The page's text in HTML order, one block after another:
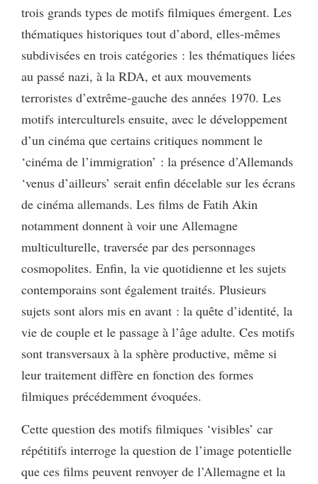
trois grands types de motifs filmiques émergent. Les
thématiques historiques tout d’abord, elles-mêmes
subdivisées en trois catégories : les thématiques liées
au passé nazi, à la RDA, et aux mouvements
terroristes d’extrême-gauche des années 1970. Les
motifs interculturels ensuite, avec le développement
d’un cinéma que certains critiques nomment le
‘cinéma de l’immigration’ : la présence d’Allemands
‘venus d’ailleurs’ serait enfin décelable sur les écrans
de cinéma allemands. Les films de Fatih Akin
notamment donnent à voir une Allemagne
multiculturelle, traversée par des personnages
cosmopolites. Enfin, la vie quotidienne et les sujets
contemporains sont également traités. Plusieurs
sujets sont alors mis en avant : la quête d’identité, la
vie de couple et le passage à l’âge adulte. Ces motifs
sont transversaux à la sphère productive, même si
leur traitement diffère en fonction des formes
filmiques précédemment évoquées.
Cette question des motifs filmiques ‘visibles’ car
répétitifs interroge la question de l’image potentielle
que ces films peuvent renvoyer de l’Allemagne et la